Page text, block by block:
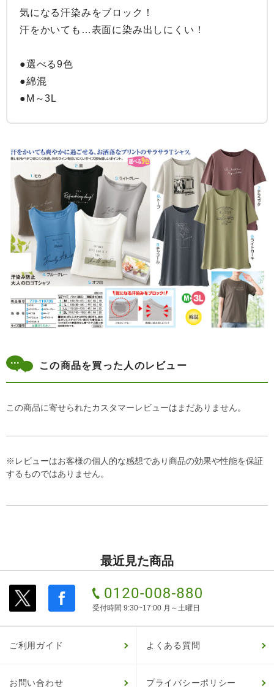
気になる汗染みをブロック！
汗をかいても…表面に染み出しにくい！
●選べる9色
●綿混
●M～3L
この商品を買った人のレビュー
この商品に寄せられたカスタマーレビューはまだありません。
※レビューはお客様の個人的な感想であり商品の効果や性能を保証
するものではありません。
最近見た商品
受付時間 9:30~17:00 月～土曜日
ご利用ガイド よくある質問
お問い合わせ プライバシーポリシー